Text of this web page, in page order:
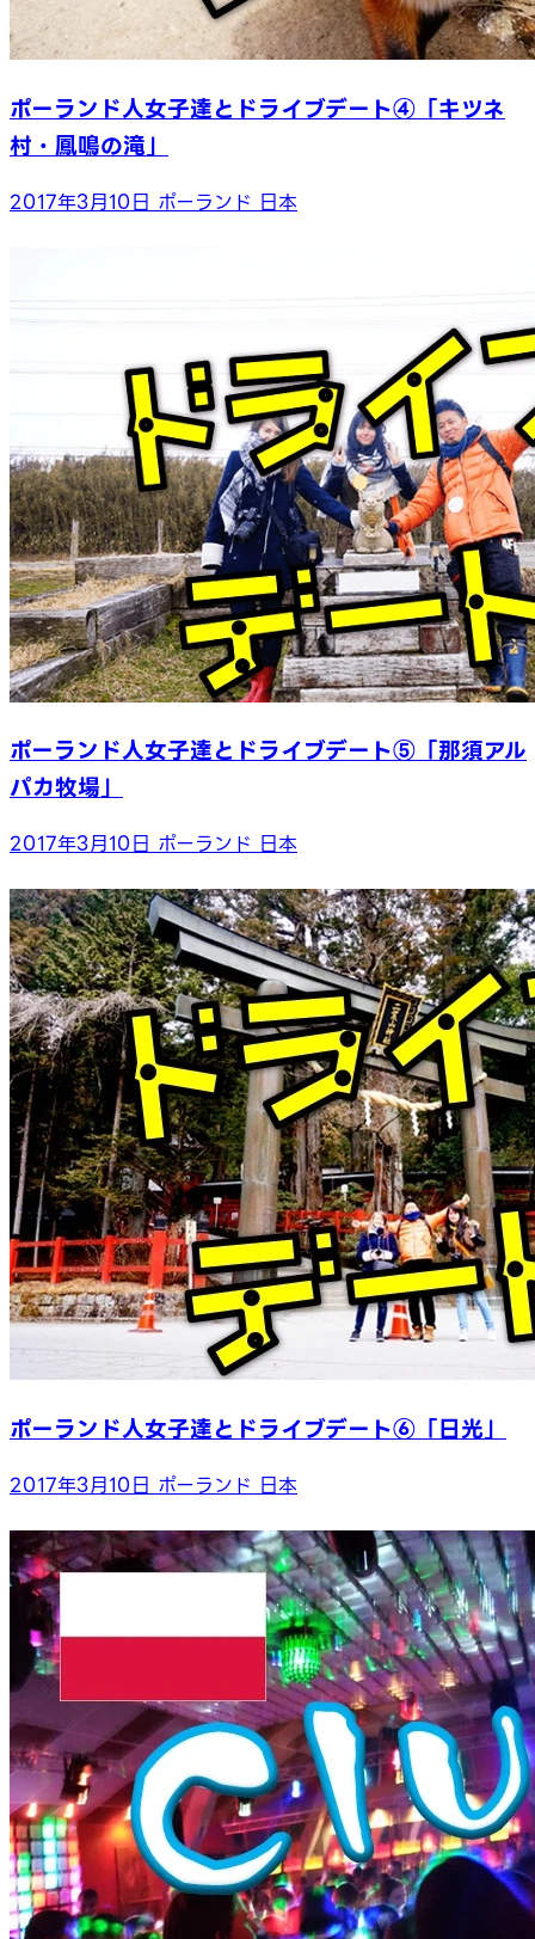
ポーランド人女子達とドライブデート④「キツネ
村・鳳鳴の滝」
2017年3月10日 ポーランド 日本
ポーランド人女子達とドライブデート⑤「那須アル
パカ牧場」
2017年3月10日 ポーランド 日本
ポーランド人女子達とドライブデート⑥「日光」
2017年3月10日 ポーランド 日本